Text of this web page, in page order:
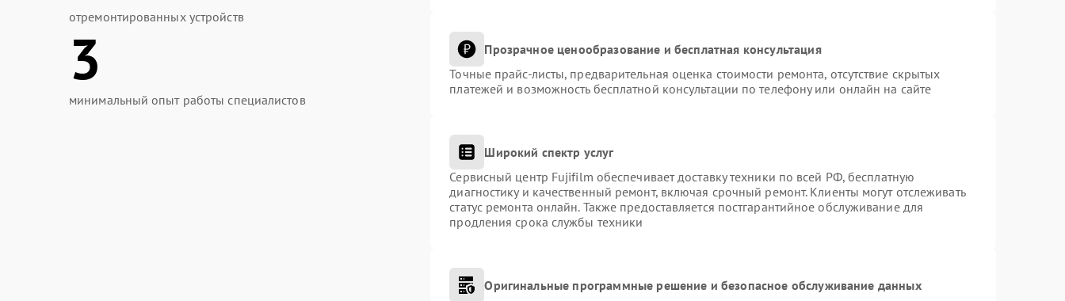
отремонтированных устройств
3
минимальный опыт работы специалистов
Прозрачное ценообразование и бесплатная консультация
Точные прайс-листы, предварительная оценка стоимости ремонта, отсутствие скрытых
платежей и возможность бесплатной консультации по телефону или онлайн на сайте
Широкий спектр услуг
Сервисный центр Fujifilm обеспечивает доставку техники по всей РФ, бесплатную
диагностику и качественный ремонт, включая срочный ремонт. Клиенты могут отслеживать
статус ремонта онлайн. Также предоставляется постгарантийное обслуживание для
продления срока службы техники
Оригинальные программные решение и безопасное обслуживание данных